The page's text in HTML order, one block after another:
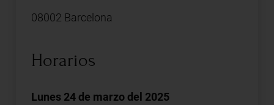
08002 Barcelona
Horarios
Lunes 24 de marzo del 2025